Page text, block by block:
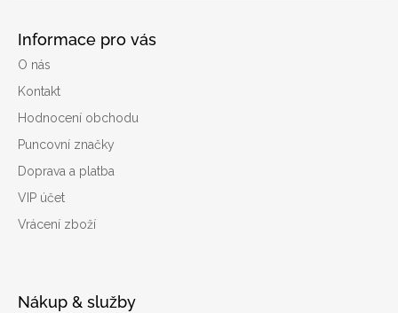
Informace pro vás
O nás
Kontakt
Hodnocení obchodu
Puncovní značky
Doprava a platba
VIP účet
Vrácení zboží
Nákup & služby